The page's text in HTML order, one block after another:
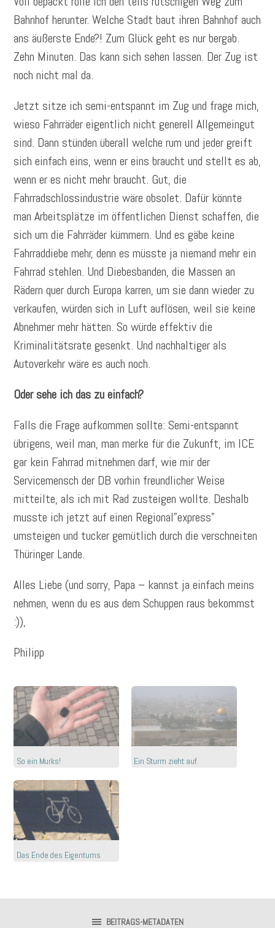
Bahnhof herunter. Welche Stadt baut ihren Bahnhof auch
ans äußerste Ende?! Zum Glück geht es nur bergab.
Zehn Minuten. Das kann sich sehen lassen. Der Zug ist
noch nicht mal da.
Jetzt sitze ich semi-entspannt im Zug und frage mich,
wieso Fahrräder eigentlich nicht generell Allgemeingut
sind. Dann stünden überall welche rum und jeder greift
sich einfach eins, wenn er eins braucht und stellt es ab,
wenn er es nicht mehr braucht. Gut, die
Fahrradschlossindustrie wäre obsolet. Dafür könnte
man Arbeitsplätze im öffentlichen Dienst schaffen, die
sich um die Fahrräder kümmern. Und es gäbe keine
Fahrraddiebe mehr, denn es müsste ja niemand mehr ein
Fahrrad stehlen. Und Diebesbanden, die Massen an
Rädern quer durch Europa karren, um sie dann wieder zu
verkaufen, würden sich in Luft auflösen, weil sie keine
Abnehmer mehr hätten. So würde effektiv die
Kriminalitätsrate gesenkt. Und nachhaltiger als
Autoverkehr wäre es auch noch.
Oder sehe ich das zu einfach?
Falls die Frage aufkommen sollte: Semi-entspannt
übrigens, weil man, man merke für die Zukunft, im ICE
gar kein Fahrrad mitnehmen darf, wie mir der
Servicemensch der DB vorhin freundlicher Weise
mitteilte, als ich mit Rad zusteigen wollte. Deshalb
musste ich jetzt auf einen Regional”express”
umsteigen und tucker gemütlich durch die verschneiten
Thüringer Lande.
Alles Liebe (und sorry, Papa – kannst ja einfach meins
nehmen, wenn du es aus dem Schuppen raus bekommst
:)),
Philipp
So ein Murks! Ein Sturm zieht auf
Das Ende des Eigentums
BEITRAGS-METADATEN